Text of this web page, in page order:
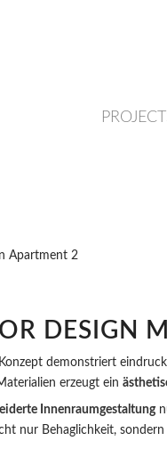
Apartment 2
DESIGN
demonstriert
erzeugt ein
Innenraumgestaltung
nur Behaglichkeit,